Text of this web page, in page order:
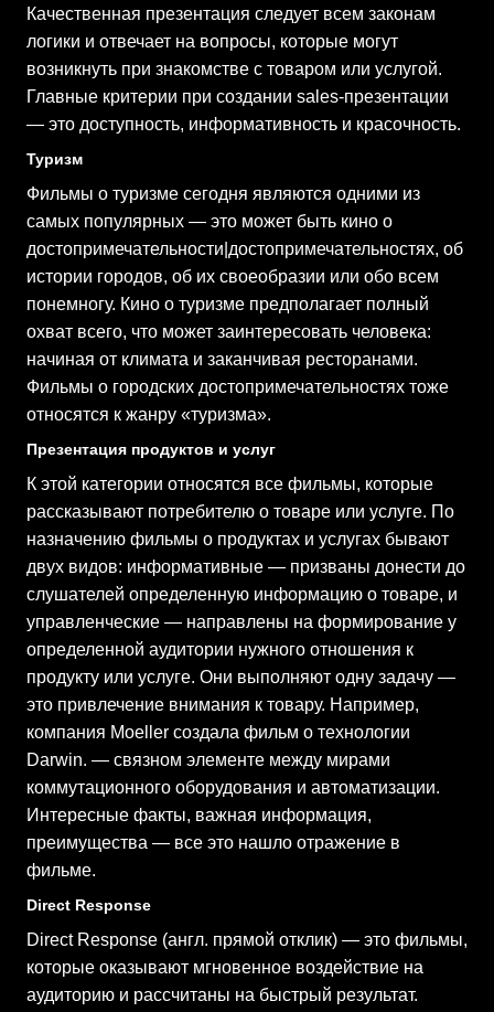
Качественная презентация следует всем законам
логики и отвечает на вопросы, которые могут
возникнуть при знакомстве с товаром или услугой.
Главные критерии при создании sales-презентации
— это доступность, информативность и красочность.
Туризм
Фильмы о туризме сегодня являются одними из
самых популярных — это может быть кино о
достопримечательности|достопримечательностях, об
истории городов, об их своеобразии или обо всем
понемногу. Кино о туризме предполагает полный
охват всего, что может заинтересовать человека:
начиная от климата и заканчивая ресторанами.
Фильмы о городских достопримечательностях тоже
относятся к жанру «туризма».
Презентация продуктов и услуг
К этой категории относятся все фильмы, которые
рассказывают потребителю о товаре или услуге. По
назначению фильмы о продуктах и услугах бывают
двух видов: информативные — призваны донести до
слушателей определенную информацию о товаре, и
управленческие — направлены на формирование у
определенной аудитории нужного отношения к
продукту или услуге. Они выполняют одну задачу —
это привлечение внимания к товару. Например,
компания Moeller создала фильм о технологии
Darwin. — связном элементе между мирами
коммутационного оборудования и автоматизации.
Интересные факты, важная информация,
преимущества — все это нашло отражение в
фильме.
Direct Response
Direct Response (англ. прямой отклик) — это фильмы,
которые оказывают мгновенное воздействие на
аудиторию и рассчитаны на быстрый результат.